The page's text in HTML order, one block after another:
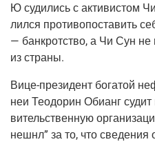
Ю суди­лись с акти­ви­стом
лил­ся про­ти­во­по­ста­вить
— банк­рот­ство, а Чи Сун
из страны.
Вице-пре­зи­дент бога­той
неи Тео­до­рин Оби­анг
ви­тель­ствен­ную
неш­нл” за то, что